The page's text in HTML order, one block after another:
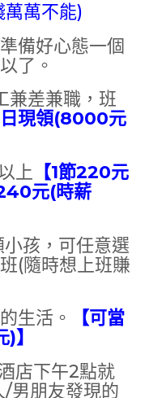
萬不能)
備好心態一個
了。
兼差兼職，班
日現領(8000元
上 【1節220元
元(時薪
孩，可任意選
(隨時想上班賺
生活。
【可當
】
店下午2點就
/男朋友發現的